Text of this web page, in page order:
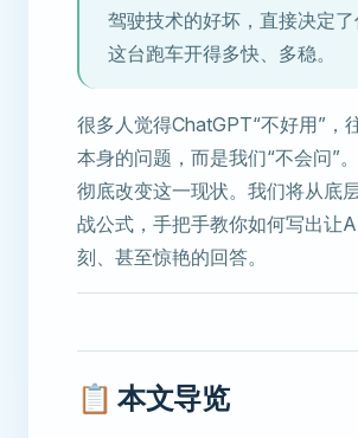
驾驶技术的好坏，直接决定
这台跑车开得多快、多稳。
很多人觉得ChatGPT“不好用”，
本身的问题，而是我们“不会问”
彻底改变这一现状。我们将从底
战公式，手把手教你如何写出让
刻、甚至惊艳的回答。
📋 本文导览